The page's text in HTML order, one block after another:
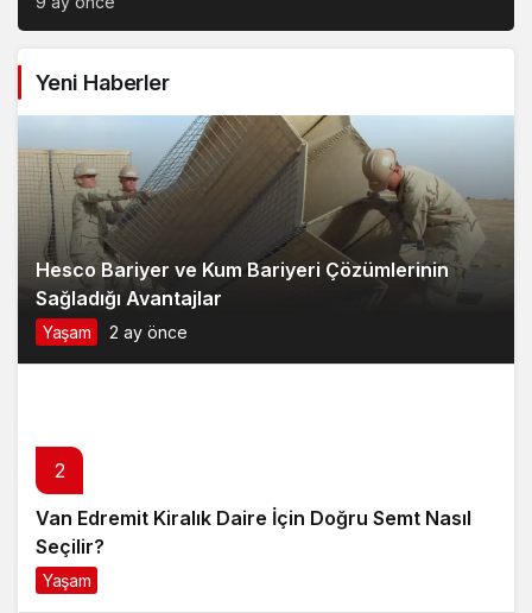
Yeni Haberler
Hesco Bariyer ve Kum Bariyeri Çözümlerinin
Sağladığı Avantajlar
Yaşam 2 ay önce
2
Van Edremit Kiralık Daire İçin Doğru Semt Nasıl
Seçilir?
Yaşam